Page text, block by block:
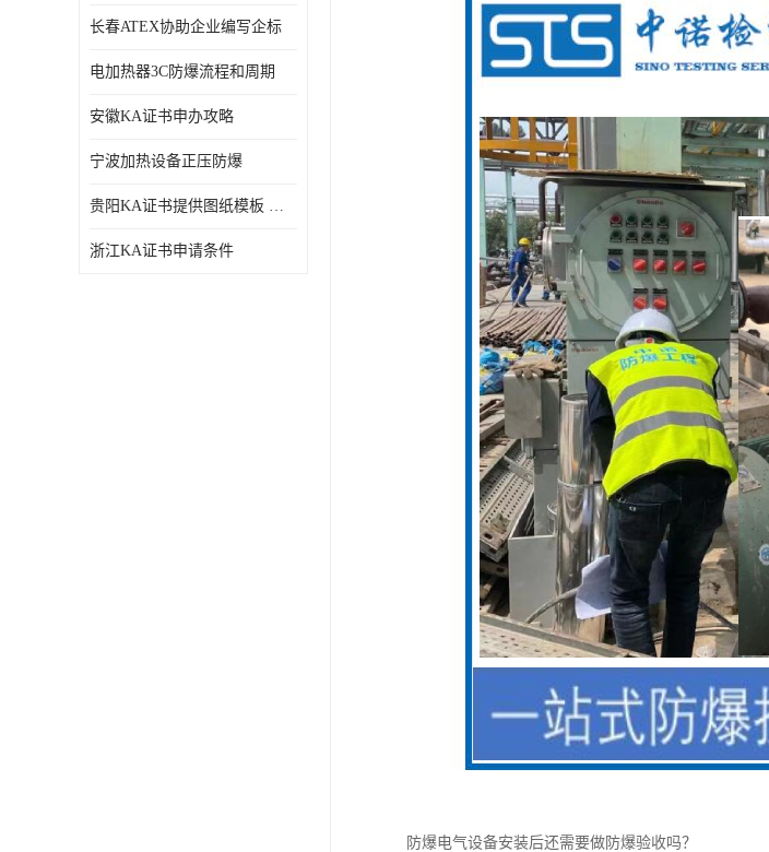
长春ATEX协助企业编写企标
电加热器3C防爆流程和周期
安徽KA证书申办攻略
宁波加热设备正压防爆
贵阳KA证书提供图纸模板 深圳中诺检测
浙江KA证书申请条件
防爆电气设备安装后还需要做防爆验收吗？